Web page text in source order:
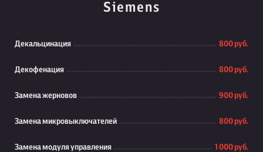
Siemens
Декальцинация 800 руб.
Декофенация 800 руб.
Замена жерновов 900 руб.
Замена микровыключателей 800 руб.
Замена модуля управления 1 000 руб.